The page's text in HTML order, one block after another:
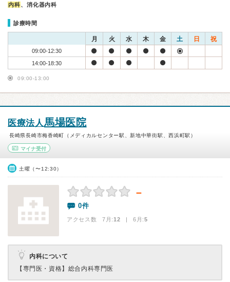
内科、消化器内科
診療時間
月 火 水 木 金 土 日 祝
09:00-12:30
14:00-18:30
09:00-13:00
医療法人馬場医院
長崎県長崎市梅香崎町（メディカルセンター駅、新地中華街駅、西浜町駅）
マイナ受付
土曜（〜12:30）
－
0件
アクセス数 7月:12 | 6月:5
内科について
【専門医・資格】 総合内科専門医